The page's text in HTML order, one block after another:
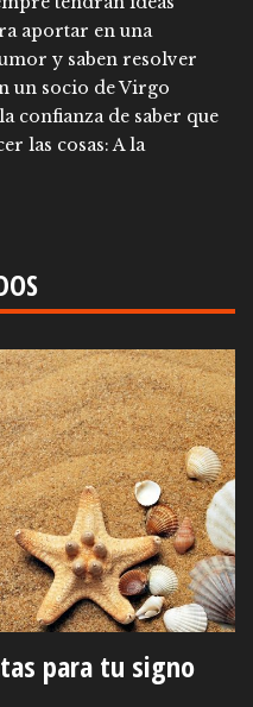
aportar en una
y saben resolver
un socio de Virgo
confianza de saber que
las cosas: A la
para tu signo